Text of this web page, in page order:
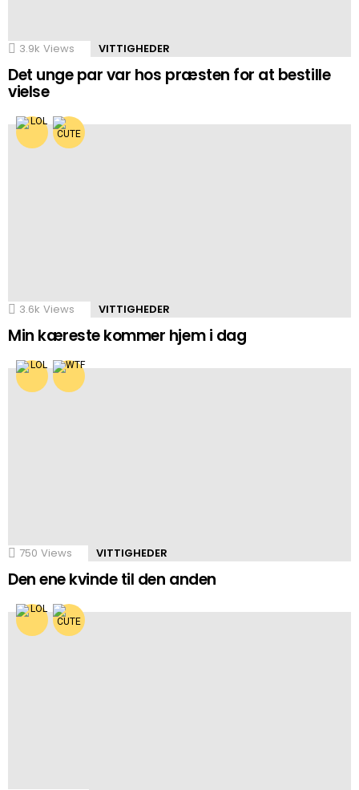
3.9k Views VITTIGHEDER
Det unge par var hos præsten for at bestille
vielse
3.6k Views VITTIGHEDER
Min kæreste kommer hjem i dag
750 Views VITTIGHEDER
Den ene kvinde til den anden